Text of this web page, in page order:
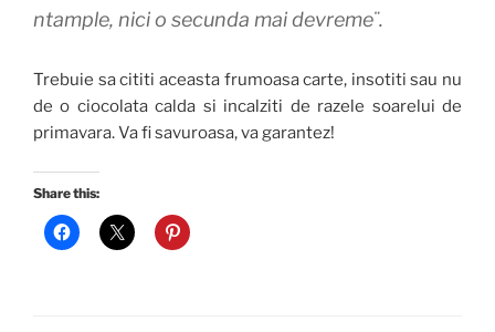
ntample, nici o secunda mai devreme¨.
Trebuie sa cititi aceasta frumoasa carte, insotiti sau nu
de o ciocolata calda si incalziti de razele soarelui de
primavara. Va fi savuroasa, va garantez!
Share this: